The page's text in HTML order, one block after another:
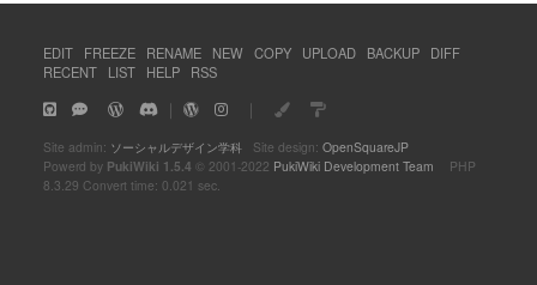
EDIT FREEZE RENAME NEW COPY UPLOAD BACKUP
DIFF
RECENT
LIST HELP RSS
｜ ｜
Site admin: ソーシャルデザイン学科Site design: OpenSquareJP
Powerd by PukiWiki 1.5.4 © 2001-2022 PukiWiki Development Team PHP
8.3.29 Convert time: 0.021 sec.